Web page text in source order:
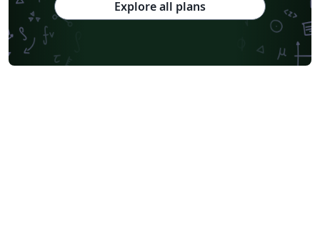
Explore all plans